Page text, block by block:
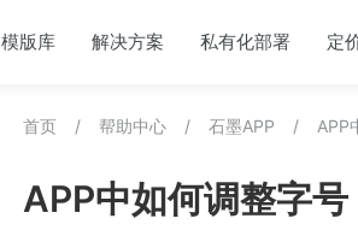
模版库 解决方案 私有化部署 定
首页 / 帮助中心 / 石墨APP / APP
APP中如何调整字号